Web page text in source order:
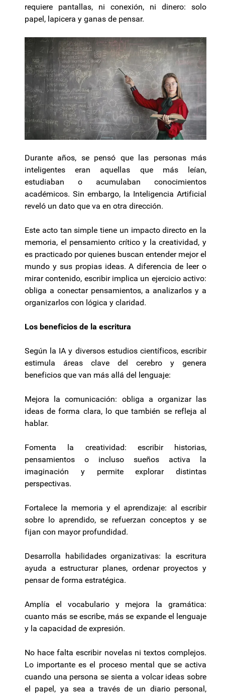
requiere pantallas, ni conexión, ni dinero: solo
papel, lapicera y ganas de pensar.
Durante años, se pensó que las personas más
inteligentes eran aquellas que más leían,
estudiaban o acumulaban conocimientos
académicos. Sin embargo, la Inteligencia Artificial
reveló un dato que va en otra dirección.
Este acto tan simple tiene un impacto directo en la
memoria, el pensamiento crítico y la creatividad, y
es practicado por quienes buscan entender mejor el
mundo y sus propias ideas. A diferencia de leer o
mirar contenido, escribir implica un ejercicio activo:
obliga a conectar pensamientos, a analizarlos y a
organizarlos con lógica y claridad.
Los beneficios de la escritura
Según la IA y diversos estudios científicos, escribir
estimula áreas clave del cerebro y genera
beneficios que van más allá del lenguaje:
Mejora la comunicación: obliga a organizar las
ideas de forma clara, lo que también se refleja al
hablar.
Fomenta la creatividad: escribir historias,
pensamientos o incluso sueños activa la
imaginación y permite explorar distintas
perspectivas.
Fortalece la memoria y el aprendizaje: al escribir
sobre lo aprendido, se refuerzan conceptos y se
fijan con mayor profundidad.
Desarrolla habilidades organizativas: la escritura
ayuda a estructurar planes, ordenar proyectos y
pensar de forma estratégica.
Amplía el vocabulario y mejora la gramática:
cuanto más se escribe, más se expande el lenguaje
y la capacidad de expresión.
No hace falta escribir novelas ni textos complejos.
Lo importante es el proceso mental que se activa
cuando una persona se sienta a volcar ideas sobre
el papel, ya sea a través de un diario personal,